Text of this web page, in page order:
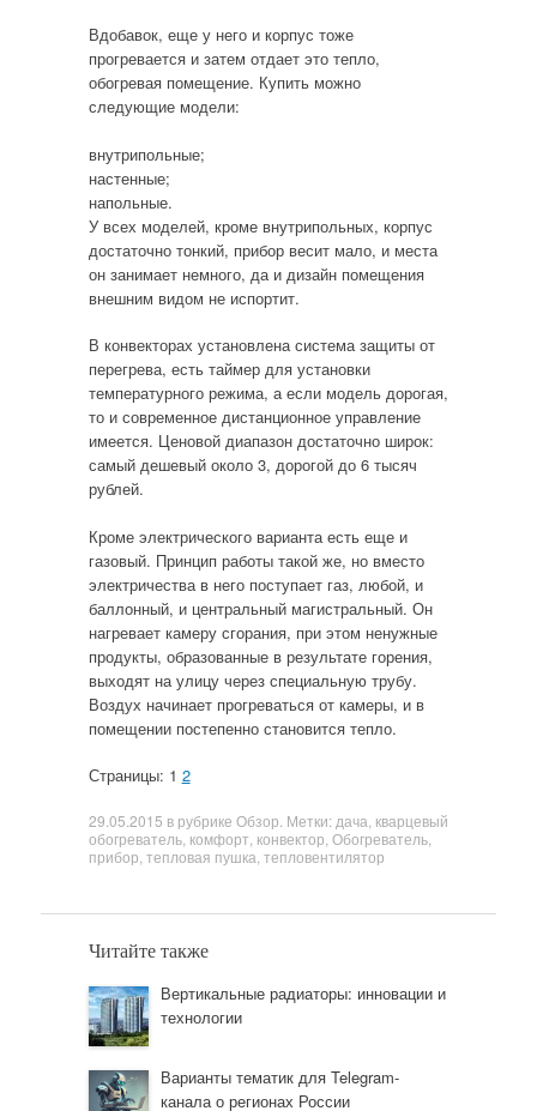
Вдобавок, еще у него и корпус тоже
прогревается и затем отдает это тепло,
обогревая помещение. Купить можно
следующие модели:
внутрипольные;
настенные;
напольные.
У всех моделей, кроме внутрипольных, корпус
достаточно тонкий, прибор весит мало, и места
он занимает немного, да и дизайн помещения
внешним видом не испортит.
В конвекторах установлена система защиты от
перегрева, есть таймер для установки
температурного режима, а если модель дорогая,
то и современное дистанционное управление
имеется. Ценовой диапазон достаточно широк:
самый дешевый около 3, дорогой до 6 тысяч
рублей.
Кроме электрического варианта есть еще и
газовый. Принцип работы такой же, но вместо
электричества в него поступает газ, любой, и
баллонный, и центральный магистральный. Он
нагревает камеру сгорания, при этом ненужные
продукты, образованные в результате горения,
выходят на улицу через специальную трубу.
Воздух начинает прогреваться от камеры, и в
помещении постепенно становится тепло.
Страницы: 1 2
29.05.2015 в рубрике Обзор . Метки: дача кварцевый
обогреватель, комфорт конвектор Обогреватель,
прибор тепловая пушка тепловентилятор
Читайте также
Вертикальные радиаторы: инновации и
технологии
Варианты тематик для Telegram-
канала о регионах России